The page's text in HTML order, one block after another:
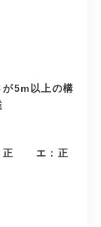
5m以上の構
正 エ：正